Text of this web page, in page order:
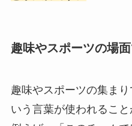
趣味やスポーツの場
趣味やスポーツの集ま
いう言葉が使われること